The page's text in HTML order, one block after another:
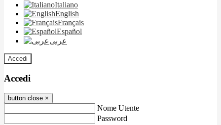
Italiano
English
Français
Español
عربى
Accedi
Accedi
button close ×
Nome Utente
Password